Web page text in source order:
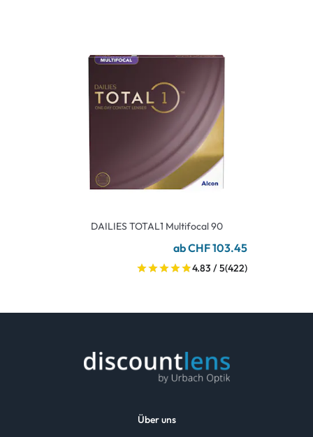
DAILIES TOTAL1 Multifocal 90
ab CHF 103.45
4.83 / 5(422)
Über uns